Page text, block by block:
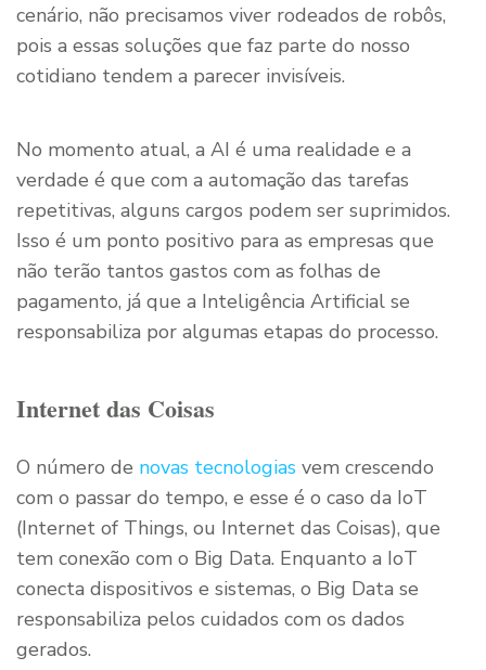
cenário, não precisamos viver rodeados de robôs,
pois a essas soluções que faz parte do nosso
cotidiano tendem a parecer invisíveis.
No momento atual, a AI é uma realidade e a
verdade é que com a automação das tarefas
repetitivas, alguns cargos podem ser suprimidos.
Isso é um ponto positivo para as empresas que
não terão tantos gastos com as folhas de
pagamento, já que a Inteligência Artificial se
responsabiliza por algumas etapas do processo.
Internet das Coisas
O número de novas tecnologias vem crescendo
com o passar do tempo, e esse é o caso da IoT
(Internet of Things, ou Internet das Coisas), que
tem conexão com o Big Data. Enquanto a IoT
conecta dispositivos e sistemas, o Big Data se
responsabiliza pelos cuidados com os dados
gerados.